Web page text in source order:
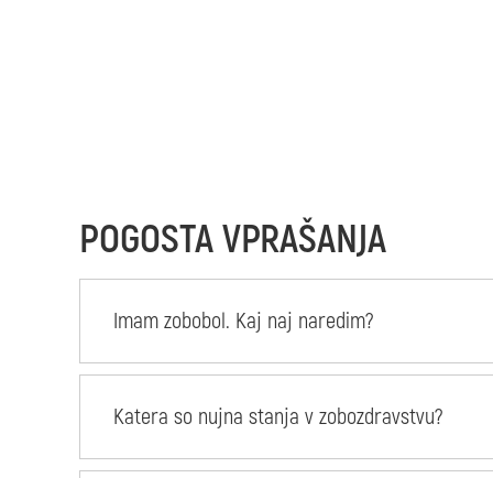
POGOSTA VPRAŠANJA
Imam zobobol. Kaj naj naredim?
Katera so nujna stanja v zobozdravstvu?